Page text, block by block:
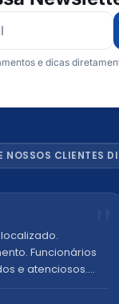
e dicas
NOSSOS CLIENTES
Funcionários
e atenciosos.